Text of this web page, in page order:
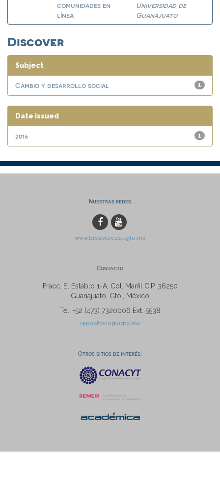
comunidades en
línea
Universidad de
Guanajuato
Discover
Subject
1
Cambio y desarrollo social
Date issued
1
2016
Nuestras redes
www.bibliotecas.ugto.mx
Contacto
Fracc. El Establo 1-A, Col. Marfil C.P. 36250
Guanajuato, Gto., México
Tel: +52 (473) 7320006 Ext. 5538
repositorio@ugto.mx
Otros sitios de interés: